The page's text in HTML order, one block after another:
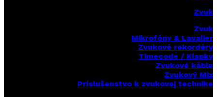
Zvuk
Zvuk
Mikrofóny & Lavalier
Zvukové rekordéry
Timecode / Klapky
Zvukové káble
Zvukový Mix
Príslušenstvo k zvukovej technike